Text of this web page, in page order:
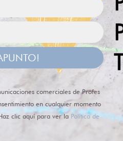
comerciales de Profes
en cualquier momento
clic aquí para ver la Política de